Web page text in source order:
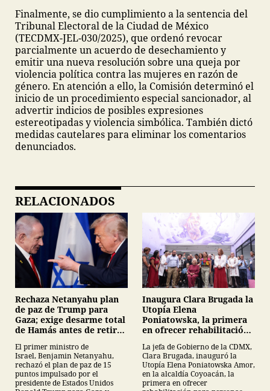
Finalmente, se dio cumplimiento a la sentencia del
Tribunal Electoral de la Ciudad de México
(TECDMX-JEL-030/2025), que ordenó revocar
parcialmente un acuerdo de desechamiento y
emitir una nueva resolución sobre una queja por
violencia política contra las mujeres en razón de
género. En atención a ello, la Comisión determinó el
inicio de un procedimiento especial sancionador, al
advertir indicios de posibles expresiones
estereotipadas y violencia simbólica. También dictó
medidas cautelares para eliminar los comentarios
denunciados.
RELACIONADOS
Rechaza Netanyahu plan
de paz de Trump para
Gaza; exige desarme total
de Hamás antes de retirar
El primer ministro de
Israel, Benjamin Netanyahu,
rechazó el plan de paz de 15
puntos impulsado por el
presidente de Estados Unidos
Inaugura Clara Brugada la
Utopía Elena
Poniatowska, la primera
en ofrecer rehabilitación
Parkinson
La jefa de Gobierno de la CDMX,
Clara Brugada, inauguró la
Utopía Elena Poniatowska Amor,
en la alcaldía Coyoacán, la
primera en ofrecer